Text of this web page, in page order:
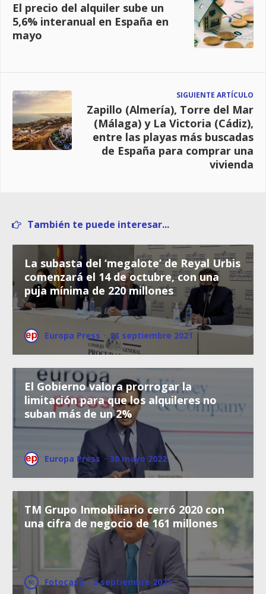
El precio del alquiler sube un
5,6% interanual en España en
mayo
SIGUIENTE ARTÍCULO
Zapillo (Almería), Torre del Mar
(Málaga) y La Victoria (Cádiz),
entre las playas más buscadas
de España para comprar una
vivienda
También te puede interesar...
La subasta del ‘megalote’ de Reyal Urbis
comenzará el 14 de octubre, con una
puja mínima de 220 millones
Europa Press · 23 septiembre 2021
El Gobierno valora prorrogar la
limitación para que los alquileres no
suban más de un 2%
Europa Press · 30 mayo 2022
TM Grupo Inmobiliario cerró 2020 con
una cifra de negocio de 161 millones
Fotocasa · 2 septiembre 2021